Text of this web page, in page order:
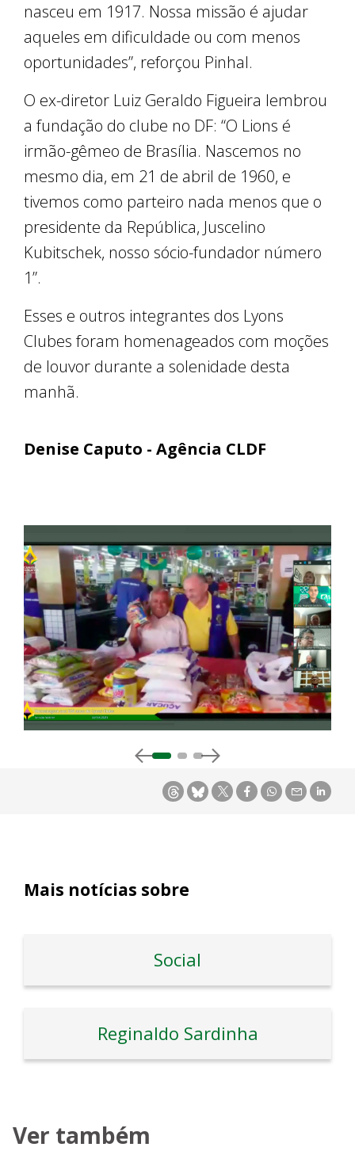
nasceu em 1917. Nossa missão é ajudar
aqueles em dificuldade ou com menos
oportunidades”, reforçou Pinhal.
O ex-diretor Luiz Geraldo Figueira lembrou
a fundação do clube no DF: “O Lions é
irmão-gêmeo de Brasília. Nascemos no
mesmo dia, em 21 de abril de 1960, e
tivemos como parteiro nada menos que o
presidente da República, Juscelino
Kubitschek, nosso sócio-fundador número
1”.
Esses e outros integrantes dos Lyons
Clubes foram homenageados com moções
de louvor durante a solenidade desta
manhã.
Denise Caputo - Agência CLDF
Mais notícias sobre
Social
Reginaldo Sardinha
Ver também